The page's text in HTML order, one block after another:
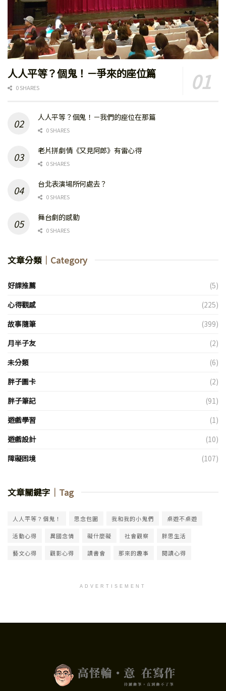
人人平等？個鬼！－爭來的座位篇
0 SHARES
人人平等？個鬼！－我們的座位在那篇
0 SHARES
老片拼劇情《又見阿郎》有雷心得
0 SHARES
台北表演場所何處去？
0 SHARES
舞台劇的感動
0 SHARES
文章分類 ｜Category
好課推薦
(5)
心得觀感
(225)
故事隨筆
(399)
月半子友
(2)
未分類
(6)
胖子圖卡
(2)
胖子筆記
(91)
遊戲學習
(1)
遊戲設計
(10)
障礙困境
(107)
文章關鍵字 ｜Tag
人人平等？個鬼！ 思念包圍 我和我的小鬼們 桌遊不桌遊
活動心得 異國念情 礙什麼礙 社會觀察 胖思生活
藝文心得 觀影心得 讀書會 那來的趣事 閱讀心得
ADVERTISEMENT